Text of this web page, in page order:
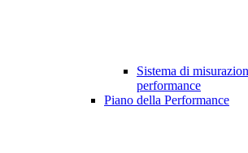
Sistema di
performance
Piano della Performance